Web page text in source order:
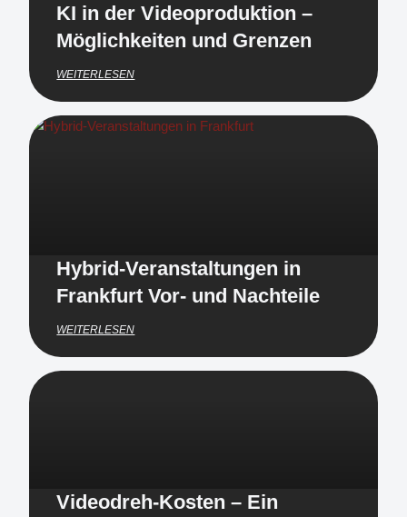
KI in der Videoproduktion –
Möglichkeiten und Grenzen
WEITERLESEN
Hybrid-Veranstaltungen in
Frankfurt Vor- und Nachteile
WEITERLESEN
Videodreh-Kosten – Ein